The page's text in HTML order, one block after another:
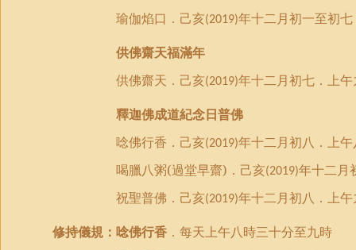
瑜伽焰口．己亥(2019)年十二月初一至初
供佛齋天福滿年
供佛齋天 ． 己亥(2019)年十二月初七 ． 上
釋迦佛成道紀念日普佛
唸佛行香．己亥(2019)年十二月初八．上
喝臘八粥(過堂早齋)．己亥(2019)年十二月
祝聖普佛．己亥(2019)年十二月初八．上
修持儀規 ： 唸佛行香 ．每天上午八時三十分至九時